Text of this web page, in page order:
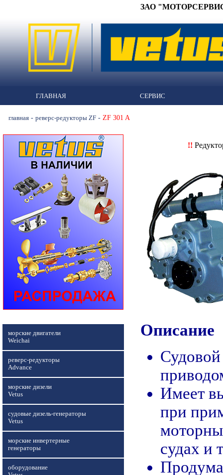
ЗАО "МОТОРСЕРВИС"
ГЛАВНАЯ СЕРВИС
главная - реверс-редукторы ZF - ZF 301 A
морские двигатели
Weichai
реверс-редукторы
Advance
морские дизели
Vetus
судовые дизель-генераторы
Vetus
морские инвертерные
генераторы
оборудование
!!
Описание
Судовой
Имеет
при
судах и